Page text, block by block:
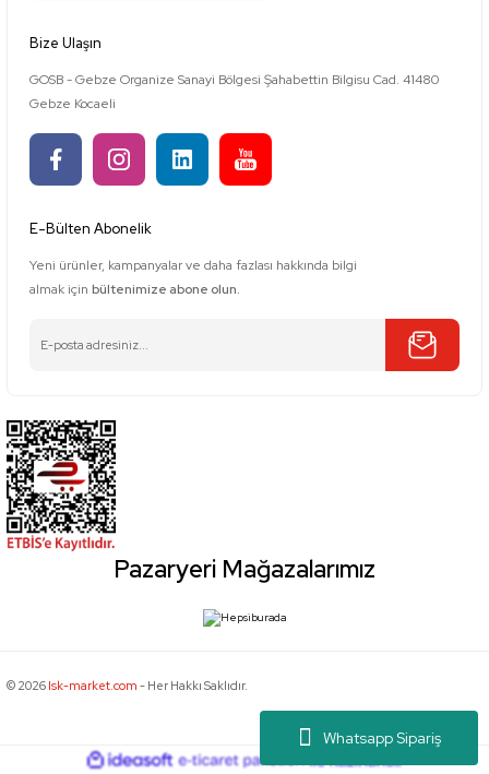
Whatsapp Sipariş
Bize Ulaşın
GOSB - Gebze Organize Sanayi Bölgesi Şahabettin Bilgisu Cad. 41480
Gebze Kocaeli
E-Bülten Abonelik
Yeni ürünler, kampanyalar ve daha fazlası hakkında bilgi
almak için bültenimize abone olun.
Pazaryeri Mağazalarımız
© 2026 Isk-market.com - Her Hakkı Saklıdır.
ideasoft